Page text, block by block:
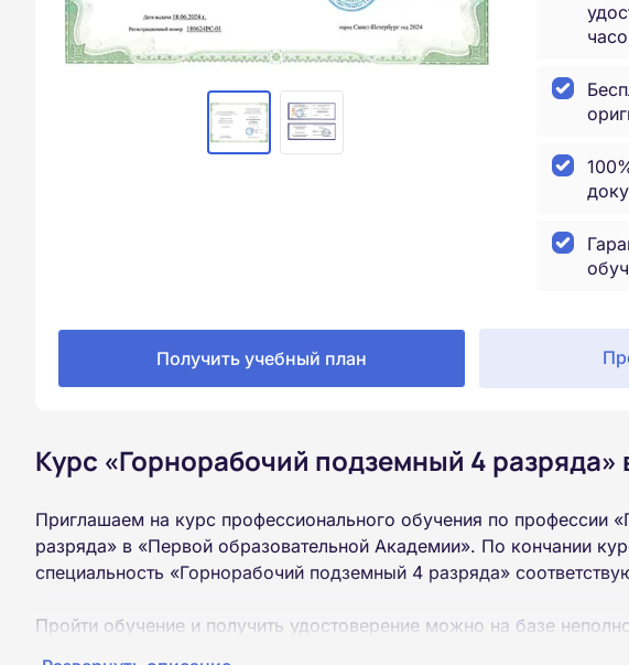
Получить учебный план
Курс «Горнорабочий подземный 4 разряда»
Приглашаем на курс профессионального обучения по профессии
разряда» в «Первой образовательной Академии». По кончании
специальность «Горнорабочий подземный 4 разряда»
Пройти обучение и получить удостоверение можно на базе